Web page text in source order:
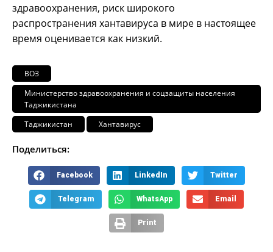
здравоохранения, риск широкого
распространения хантавируса в мире в настоящее
время оценивается как низкий.
ВОЗ
Министерство здравоохранения и соцзащиты населения
Таджикистана
Таджикистан
Хантавирус
Поделиться:
Facebook LinkedIn Twitter
Telegram WhatsApp Email
Print